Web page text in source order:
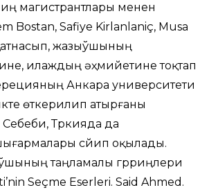
магистрантлары менен
Bostan, Safiye Kirlanlaniç, Musa
жазыўшының
илаждың әҳмийетине тоқтап
Анкара университети
өткерилип атырғаны
Түркияда да
сүйип оқылады.
таңламалы гүрриңлери
Seçme Eserleri. Said Ahmed.